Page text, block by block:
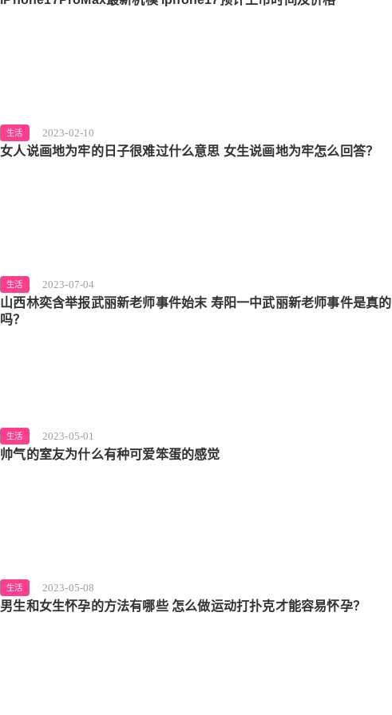
生活 2023-02-10
女人说画地为牢的日子很难过什么意思 女生说画地为牢怎么回答？
生活 2023-07-04
山西林奕含举报武丽新老师事件始末 寿阳一中武丽新老师事件是真的
吗？
生活 2023-05-01
帅气的室友为什么有种可爱笨蛋的感觉
生活 2023-05-08
男生和女生怀孕的方法有哪些 怎么做运动打扑克才能容易怀孕？